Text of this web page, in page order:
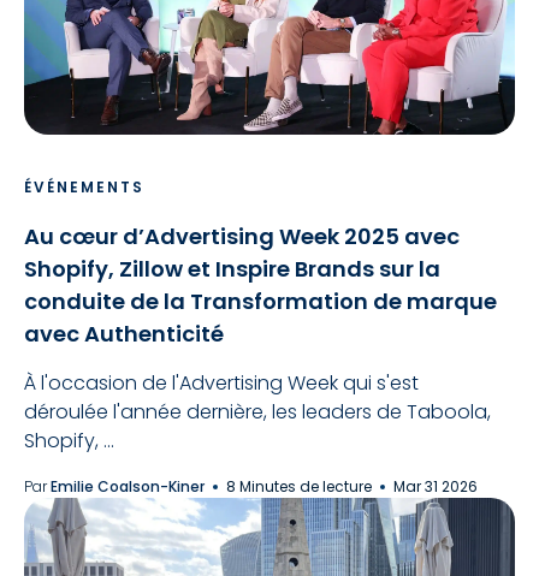
ÉVÉNEMENTS
Au cœur d’Advertising Week 2025 avec
Shopify, Zillow et Inspire Brands sur la
conduite de la Transformation de marque
avec Authenticité
À l'occasion de l'Advertising Week qui s'est
déroulée l'année dernière, les leaders de Taboola,
Shopify, ...
ParEmilie Coalson-Kiner 8 Minutes de lecture Mar 31 2026